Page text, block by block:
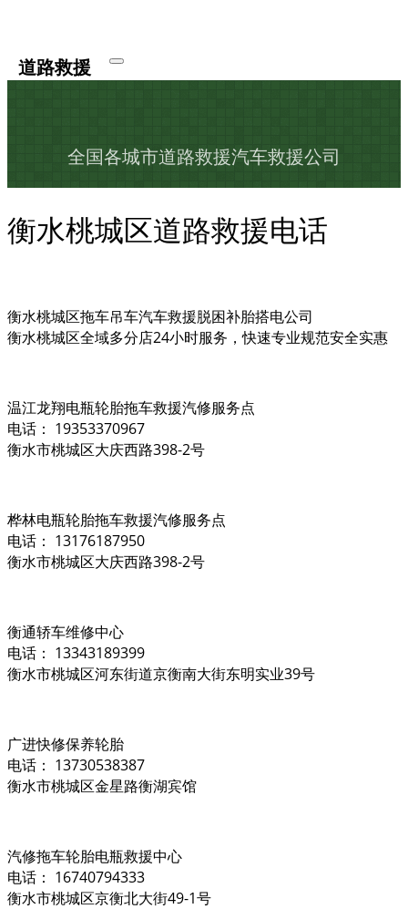
道路救援
全国各城市道路救援汽车救援公司
衡水桃城区道路救援电话
衡水桃城区拖车吊车汽车救援脱困补胎搭电公司
衡水桃城区全域多分店24小时服务，快速专业规范安全实惠
温江龙翔电瓶轮胎拖车救援汽修服务点
电话： 19353370967
衡水市桃城区大庆西路398-2号
桦林电瓶轮胎拖车救援汽修服务点
电话： 13176187950
衡水市桃城区大庆西路398-2号
衡通轿车维修中心
电话： 13343189399
衡水市桃城区河东街道京衡南大街东明实业39号
广进快修保养轮胎
电话： 13730538387
衡水市桃城区金星路衡湖宾馆
汽修拖车轮胎电瓶救援中心
电话： 16740794333
衡水市桃城区京衡北大街49-1号